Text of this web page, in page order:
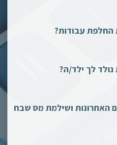
נכס ב- 6 השנים האחרונות ושילמת מס שבח